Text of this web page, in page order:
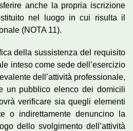
anche la propria iscrizione
nel luogo in cui risulta il
(NOTA 11).
della sussistenza del requisito
inteso come sede dell’esercizio
dell’attività professionale,
un pubblico elenco dei domicili
verificare sia quegli elementi
o indirettamente denuncino la
dello svolgimento dell’attività